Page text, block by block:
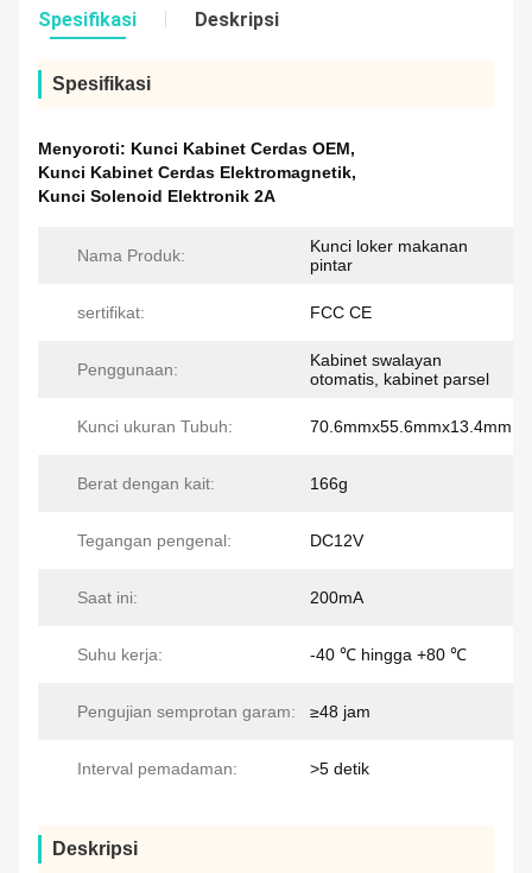
Spesifikasi Deskripsi
Spesifikasi
Menyoroti: Kunci Kabinet Cerdas OEM,
Kunci Kabinet Cerdas Elektromagnetik,
Kunci Solenoid Elektronik 2A
Nama Produk:
Kunci loker makanan
pintar
sertifikat: FCC CE
Penggunaan:
Kabinet swalayan
otomatis, kabinet parsel
Kunci ukuran Tubuh: 70.6mmx55.6mmx13.4mm
Berat dengan kait: 166g
Tegangan pengenal: DC12V
Saat ini: 200mA
Suhu kerja: -40 ℃ hingga +80 ℃
Pengujian semprotan garam: ≥48 jam
Interval pemadaman: >5 detik
Deskripsi